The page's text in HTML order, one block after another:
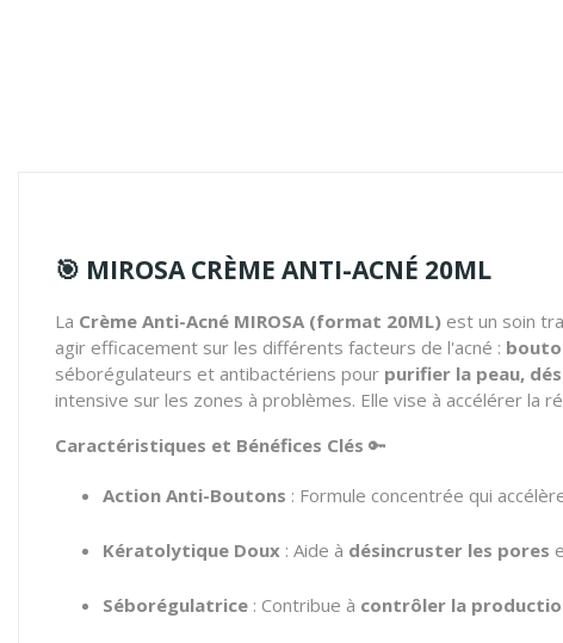
🎯 MIROSA CRÈME ANTI-ACNÉ 20ML
La Crème Anti-Acné MIROSA (format 20ML) est un soin
agir efficacement sur les différents facteurs de l'acné :
séborégulateurs et antibactériens pour purifier la peau,
intensive sur les zones à problèmes. Elle vise à accélérer la
Caractéristiques et Bénéfices Clés 🔑
Action Anti-Boutons : Formule concentrée qui
Kératolytique Doux : Aide à désincruster les pores
Séborégulatrice : Contribue à contrôler la